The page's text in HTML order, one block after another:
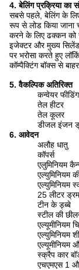
4. बेलिंग प्रक्रिया का
सबसे पहले, बेलिंग के लिए
रूप से लोड किया जाना
करने के लिए ढक्कन को
इजेक्टर और मुख्य
पर भरोसा करते हुए
कॉम्पैक्टिंग बॉक्स से
5. वैकल्पिक अतिरिक्त
कन्वेयर फीडिंग
तेल हीटर
तेल कूलर
डीजल इंजन
6. आवेदन
अलौह धातु
कॉपर्स
एलुमिनियम
एल्युमिनियम
एल्युमिनियम
25 लीटर ड्रम
टीन के ड्ब्बे
स्टील की
एल्यूमीनियम
एल्युमिनियम
एल्यूमीनियम
स्क्रैप कार
एचएमएस 1